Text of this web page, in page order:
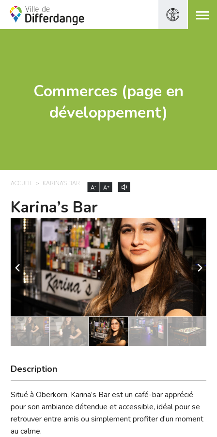
Commerces (page en
développement)
ACCUEIL KARINA’S BAR
A- A+
Karina’s Bar
Description
Situé à Oberkorn, Karina’s Bar est un café-bar apprécié
pour son ambiance détendue et accessible, idéal pour se
retrouver entre amis ou simplement profiter d’un moment
au calme.